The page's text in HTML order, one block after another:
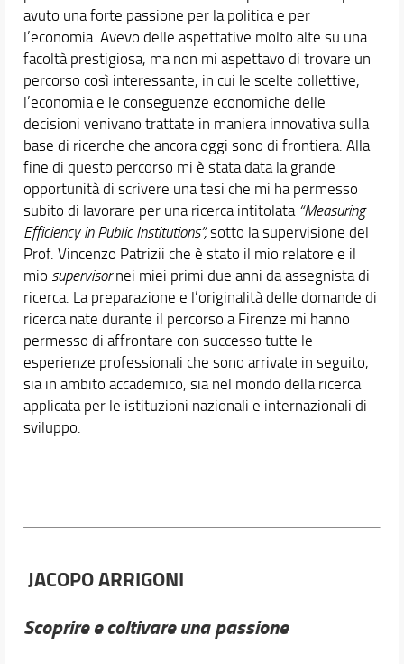
avuto una forte passione per la politica e per
l’economia. Avevo delle aspettative molto alte su una
facoltà prestigiosa, ma non mi aspettavo di trovare un
percorso così interessante, in cui le scelte collettive,
l’economia e le conseguenze economiche delle
decisioni venivano trattate in maniera innovativa sulla
base di ricerche che ancora oggi sono di frontiera. Alla
fine di questo percorso mi è stata data la grande
opportunità di scrivere una tesi che mi ha permesso
subito di lavorare per una ricerca intitolata “Measuring
Efficiency in Public Institutions”,sotto la supervisione del
Prof. Vincenzo Patrizii che è stato il mio relatore e il
mio supervisornei miei primi due anni da assegnista di
ricerca. La preparazione e l’originalità delle domande di
ricerca nate durante il percorso a Firenze mi hanno
permesso di affrontare con successo tutte le
esperienze professionali che sono arrivate in seguito,
sia in ambito accademico, sia nel mondo della ricerca
applicata per le istituzioni nazionali e internazionali di
sviluppo.
JACOPO ARRIGONI
Scoprire e coltivare una passione